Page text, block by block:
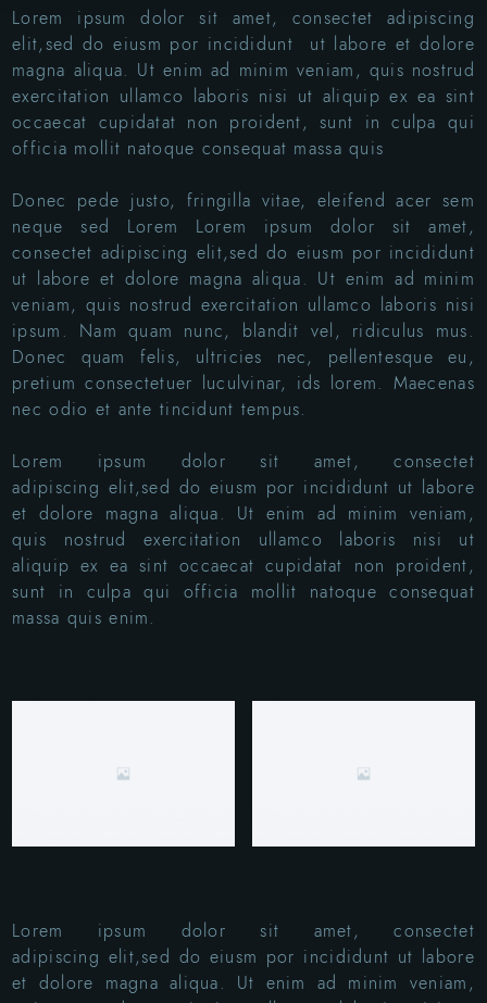
Lorem ipsum dolor sit amet, consectet adipiscing
elit,sed do eiusm por incididunt ut labore et dolore
magna aliqua. Ut enim ad minim veniam, quis nostrud
exercitation ullamco laboris nisi ut aliquip ex ea sint
occaecat cupidatat non proident, sunt in culpa qui
officia mollit natoque consequat massa quis
Donec pede justo, fringilla vitae, eleifend acer sem
neque sed Lorem Lorem ipsum dolor sit amet,
consectet adipiscing elit,sed do eiusm por incididunt
ut labore et dolore magna aliqua. Ut enim ad minim
veniam, quis nostrud exercitation ullamco laboris nisi
ipsum. Nam quam nunc, blandit vel, ridiculus mus.
Donec quam felis, ultricies nec, pellentesque eu,
pretium consectetuer luculvinar, ids lorem. Maecenas
nec odio et ante tincidunt tempus.
Lorem ipsum dolor sit amet, consectet
adipiscing elit,sed do eiusm por incididunt ut labore
et dolore magna aliqua. Ut enim ad minim veniam,
quis nostrud exercitation ullamco laboris nisi ut
aliquip ex ea sint occaecat cupidatat non proident,
sunt in culpa qui officia mollit natoque consequat
massa quis enim.
Lorem ipsum dolor sit amet, consectet
adipiscing elit,sed do eiusm por incididunt ut labore
et dolore magna aliqua. Ut enim ad minim veniam,